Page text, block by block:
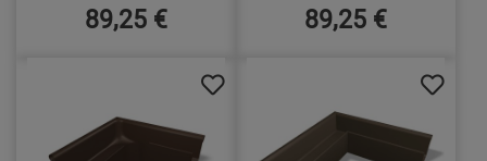
89,25 € 89,25 €